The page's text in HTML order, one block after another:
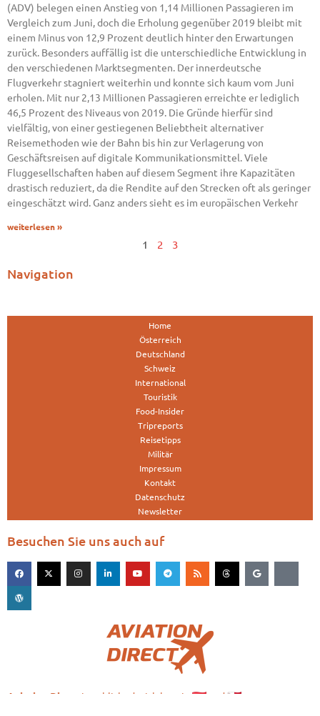
(ADV) belegen einen Anstieg von 1,14 Millionen Passagieren im
Vergleich zum Juni, doch die Erholung gegenüber 2019 bleibt mit
einem Minus von 12,9 Prozent deutlich hinter den Erwartungen
zurück. Besonders auffällig ist die unterschiedliche Entwicklung in
den verschiedenen Marktsegmenten. Der innerdeutsche
Flugverkehr stagniert weiterhin und konnte sich kaum vom Juni
erholen. Mit nur 2,13 Millionen Passagieren erreichte er lediglich
46,5 Prozent des Niveaus von 2019. Die Gründe hierfür sind
vielfältig, von einer gestiegenen Beliebtheit alternativer
Reisemethoden wie der Bahn bis hin zur Verlagerung von
Geschäftsreisen auf digitale Kommunikationsmittel. Viele
Fluggesellschaften haben auf diesem Segment ihre Kapazitäten
drastisch reduziert, da die Rendite auf den Strecken oft als geringer
eingeschätzt wird. Ganz anders sieht es im europäischen Verkehr
weiterlesen »
1 2 3
Navigation
Home
Österreich
Deutschland
Schweiz
International
Touristik
Food-Insider
Tripreports
Reisetipps
Militär
Impressum
Kontakt
Datenschutz
Newsletter
Besuchen Sie uns auch auf
Aviation.Direct is published with love in and